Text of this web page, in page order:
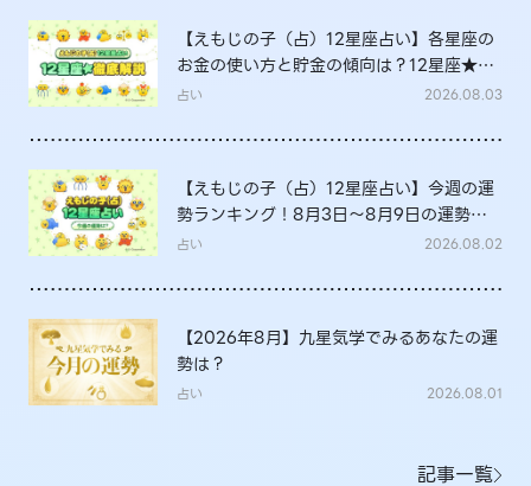
【えもじの子（占）12星座占い】各星座の
お金の使い方と貯金の傾向は？12星座★徹
底解説
占い 2026.08.03
【えもじの子（占）12星座占い】今週の運
勢ランキング！8月3日～8月9日の運勢
は？
占い 2026.08.02
【2026年8月】九星気学でみるあなたの運
勢は？
占い 2026.08.01
記事一覧